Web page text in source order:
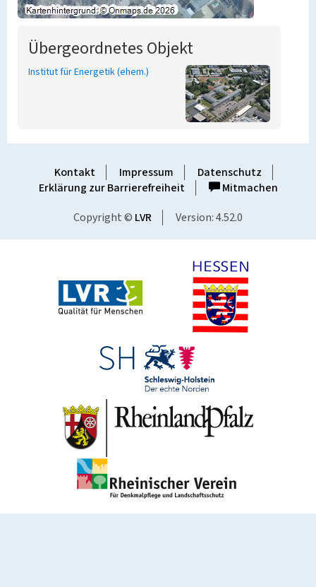
Übergeordnetes Objekt
Institut für Energetik (ehem.)
Kontakt Impressum
Datenschutz
Erklärung zur Barrierefreiheit
Mitmachen
Copyright © LVR Version: 4.52.0